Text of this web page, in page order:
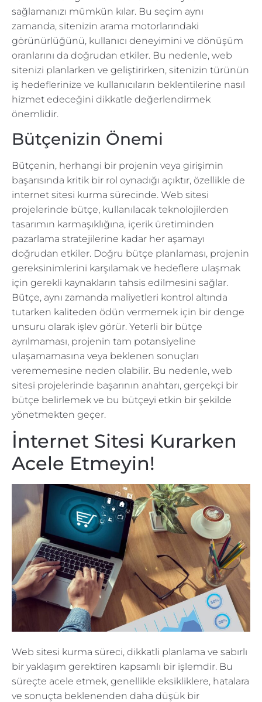
sağlamanızı mümkün kılar. Bu seçim aynı
zamanda, sitenizin arama motorlarındaki
görünürlüğünü, kullanıcı deneyimini ve dönüşüm
oranlarını da doğrudan etkiler. Bu nedenle, web
sitenizi planlarken ve geliştirirken, sitenizin türünün
iş hedeflerinize ve kullanıcıların beklentilerine nasıl
hizmet edeceğini dikkatle değerlendirmek
önemlidir.
Bütçenizin Önemi
Bütçenin, herhangi bir projenin veya girişimin
başarısında kritik bir rol oynadığı açıktır, özellikle de
internet sitesi kurma sürecinde. Web sitesi
projelerinde bütçe, kullanılacak teknolojilerden
tasarımın karmaşıklığına, içerik üretiminden
pazarlama stratejilerine kadar her aşamayı
doğrudan etkiler. Doğru bütçe planlaması, projenin
gereksinimlerini karşılamak ve hedeflere ulaşmak
için gerekli kaynakların tahsis edilmesini sağlar.
Bütçe, aynı zamanda maliyetleri kontrol altında
tutarken kaliteden ödün vermemek için bir denge
unsuru olarak işlev görür. Yeterli bir bütçe
ayrılmaması, projenin tam potansiyeline
ulaşamamasına veya beklenen sonuçları
verememesine neden olabilir. Bu nedenle, web
sitesi projelerinde başarının anahtarı, gerçekçi bir
bütçe belirlemek ve bu bütçeyi etkin bir şekilde
yönetmekten geçer.
İnternet Sitesi Kurarken
Acele Etmeyin!
Web sitesi kurma süreci, dikkatli planlama ve sabırlı
bir yaklaşım gerektiren kapsamlı bir işlemdir. Bu
süreçte acele etmek, genellikle eksikliklere, hatalara
ve sonuçta beklenenden daha düşük bir